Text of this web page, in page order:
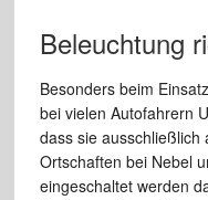
Beleuchtung
Besonders beim
bei vielen Autofahrern
dass sie
Ortschaften bei Nebel
eingeschaltet werden